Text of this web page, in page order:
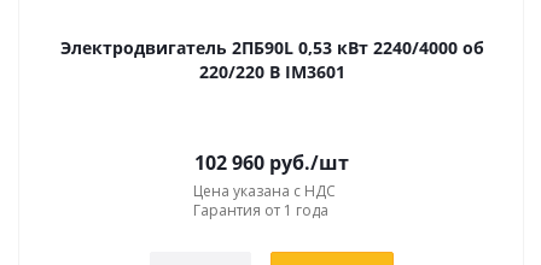
Электродвигатель 2ПБ90L 0,53 кВт 2240/4000 об
220/220 В IM3601
102 960 руб./шт
Цена указана с НДС
Гарантия от 1 года